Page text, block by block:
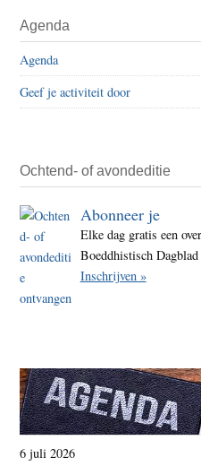
Agenda
Agenda
Geef je activiteit door
Ochtend- of avondeditie
Abonneer je
Elke dag gratis een
Boeddhistisch
Inschrijven »
6 juli 2026